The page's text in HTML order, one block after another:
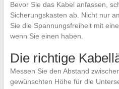
Bevor Sie das Kabel anfassen,
Sicherungskasten ab. Nicht nur
Sie die Spannungsfreiheit mit
wenn Sie einen haben.
Die richtige
Messen Sie den Abstand
gewünschten Höhe für die